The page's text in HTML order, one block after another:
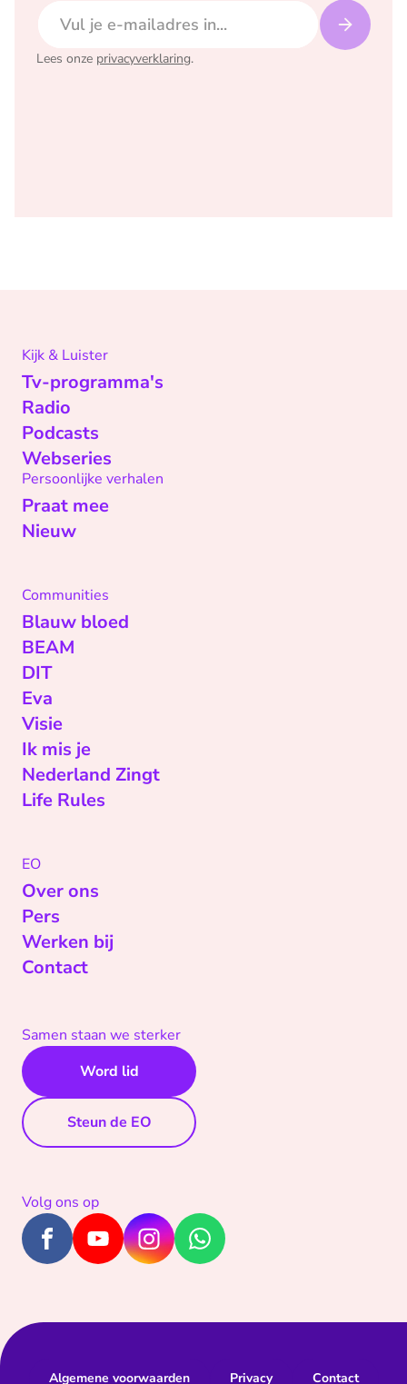
Lees onze privacyverklaring.
Kijk & Luister
Tv-programma's
Radio
Podcasts
Webseries
Persoonlijke verhalen
Praat mee
Nieuw
Communities
Blauw bloed
BEAM
DIT
Eva
Visie
Ik mis je
Nederland Zingt
Life Rules
EO
Over ons
Pers
Werken bij
Contact
Samen staan we sterker
Word lid
Steun de EO
Volg ons op
Algemene voorwaarden Privacy Contact